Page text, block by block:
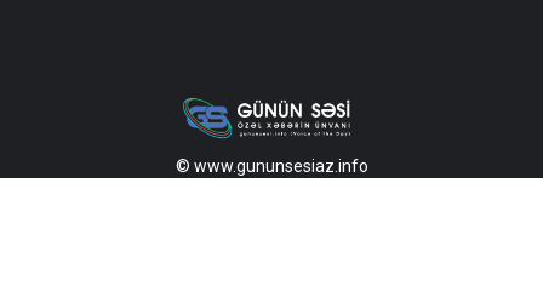
© www.gununsesiaz.info